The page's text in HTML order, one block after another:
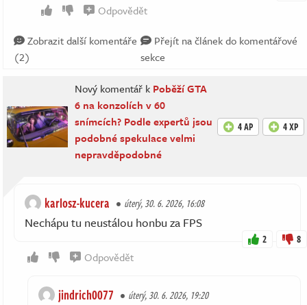
Odpovědět
Zobrazit další komentáře
(2)
Přejít na článek do komentářové
sekce
Nový komentář k Poběží GTA
6 na konzolích v 60
snímcích? Podle expertů jsou
podobné spekulace velmi
nepravděpodobné
4 AP 4 XP
karlosz-kucera úterý, 30. 6. 2026, 16:08
Nechápu tu neustálou honbu za FPS
2 8
Odpovědět
jindrich0077 úterý, 30. 6. 2026, 19:20